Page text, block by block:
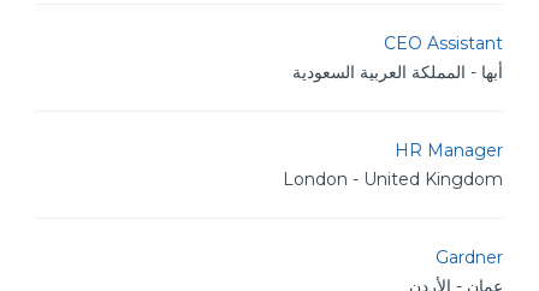
CEO Assistant
أبها - المملكة العربية السعودية
HR Manager
London - United Kingdom
Gardner
عمان - الأردن